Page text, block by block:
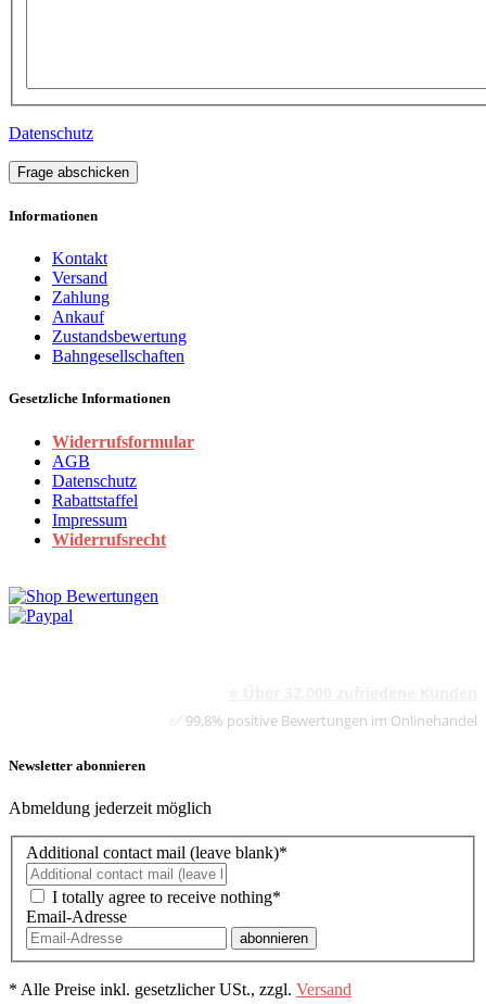
Datenschutz
Frage abschicken
Informationen
Kontakt
Versand
Zahlung
Ankauf
Zustandsbewertung
Bahngesellschaften
Gesetzliche Informationen
Widerrufsformular
AGB
Datenschutz
Rabattstaffel
Impressum
Widerrufsrecht
✅ 99,8% positive Bewertungen im Onlinehandel
Newsletter abonnieren
Abmeldung jederzeit möglich
Additional contact mail (leave blank)*
I totally agree to receive nothing*
Email-Adresse
abonnieren
* Alle Preise inkl. gesetzlicher USt., zzgl. Versand